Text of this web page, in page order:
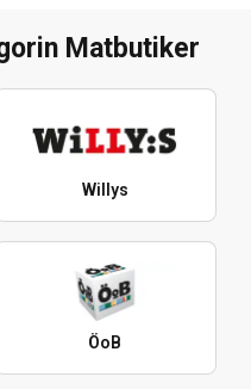
Matbutiker
Willys
ÖoB